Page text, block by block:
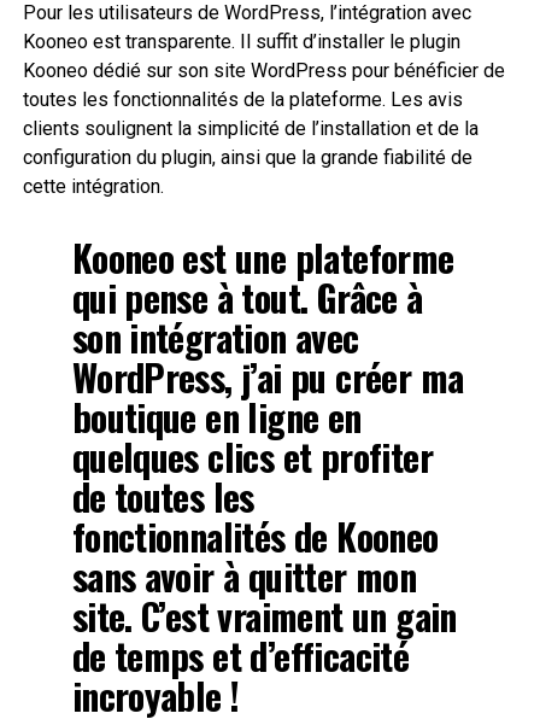
Pour les utilisateurs de WordPress, l’intégration avec
Kooneo est transparente. Il suffit d’installer le plugin
Kooneo dédié sur son site WordPress pour bénéficier de
toutes les fonctionnalités de la plateforme. Les avis
clients soulignent la simplicité de l’installation et de la
configuration du plugin, ainsi que la grande fiabilité de
cette intégration.
Kooneo est une plateforme
qui pense à tout. Grâce à
son intégration avec
WordPress, j’ai pu créer ma
boutique en ligne en
quelques clics et profiter
de toutes les
fonctionnalités de Kooneo
sans avoir à quitter mon
site. C’est vraiment un gain
de temps et d’efficacité
incroyable !